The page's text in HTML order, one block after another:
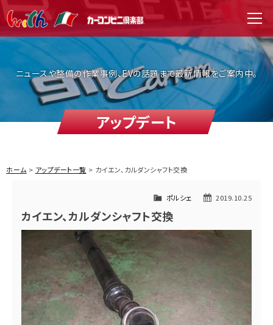
WITH（ウィズ） menu
ニュースや整備の作業事例、EVの話題まで最新情報をご案内中。
アップデート
ホーム アップデート一覧 カイエン、カルダンシャフト交換
2019.10.25
ポルシェ
カイエン、カルダンシャフト交換